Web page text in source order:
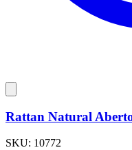
Rattan Natural
SKU: 10772